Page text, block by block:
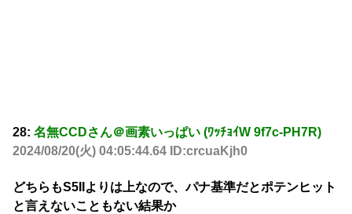
28: 名無CCDさん＠画素いっぱい (ﾜｯﾁｮｲW 9f7c-PH7R)
2024/08/20(火) 04:05:44.64 ID:crcuaKjh0
どちらもS5IIよりは上なので、パナ基準だとポテンヒット
と言えないこともない結果か